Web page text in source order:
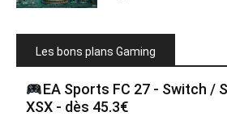
Les bons plans Gaming
EA Sports FC 27 - Switch /
XSX - dès 45.3€